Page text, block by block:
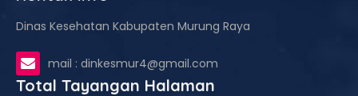
Dinas Kesehatan Kabupaten Murung Raya
mail : dinkesmur4@gmail.com
Total Tayangan Halaman